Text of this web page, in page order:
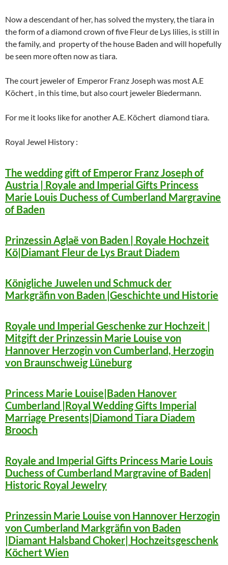
Now a descendant of her, has solved the mystery, the tiara in
the form of a diamond crown of five Fleur de Lys lilies, is still in
the family, and property of the house Baden and will hopefully
be seen more often now as tiara.
The court jeweler of Emperor Franz Joseph was most A.E
Köchert , in this time, but also court jeweler Biedermann.
For me it looks like for another A.E. Köchert diamond tiara.
Royal Jewel History :
The wedding gift of Emperor Franz Joseph of
Austria | Royale and Imperial Gifts Princess
Marie Louis Duchess of Cumberland Margravine
of Baden
Prinzessin Aglaë von Baden | Royale Hochzeit
Kö|Diamant Fleur de Lys Braut Diadem
Königliche Juwelen und Schmuck der
Markgräfin von Baden |Geschichte und Historie
Royale und Imperial Geschenke zur Hochzeit |
Mitgift der Prinzessin Marie Louise von
Hannover Herzogin von Cumberland, Herzogin
von Braunschweig Lüneburg
Princess Marie Louise|Baden Hanover
Cumberland |Royal Wedding Gifts Imperial
Marriage Presents|Diamond Tiara Diadem
Brooch
Royale and Imperial Gifts Princess Marie Louis
Duchess of Cumberland Margravine of Baden|
Historic Royal Jewelry
Prinzessin Marie Louise von Hannover Herzogin
von Cumberland Markgräfin von Baden
|Diamant Halsband Choker| Hochzeitsgeschenk
Köchert Wien